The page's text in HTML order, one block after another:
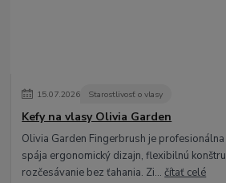
15.07.2026 Starostlivosť o vlasy
Kefy na vlasy Olivia Garden
Olivia Garden Fingerbrush je
spája ergonomický dizajn, flexibilnú
rozčesávanie bez ťahania. Zi...čítať celé